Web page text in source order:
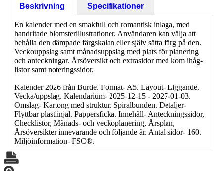
Beskrivning
Specifikationer
En kalender med en smakfull och romantisk inlaga, med
handritade blomsterillustrationer. Användaren kan välja att
behålla den dämpade färgskalan eller själv sätta färg på den.
Veckouppslag samt månadsuppslag med plats för planering
och anteckningar. Årsöversikt och extrasidor med kom ihåg-
listor samt noteringssidor.
Kalender 2026 från Burde. Format- A5. Layout- Liggande.
Vecka/uppslag. Kalendarium- 2025-12-15 - 2027-01-03.
Omslag- Kartong med struktur. Spiralbunden. Detaljer-
Flyttbar plastlinjal. Pappersficka. Innehåll- Anteckningssidor,
Checklistor, Månads- och veckoplanering, Årsplan,
Årsöversikter innevarande och följande år. Antal sidor- 160.
Miljöinformation- FSC®.